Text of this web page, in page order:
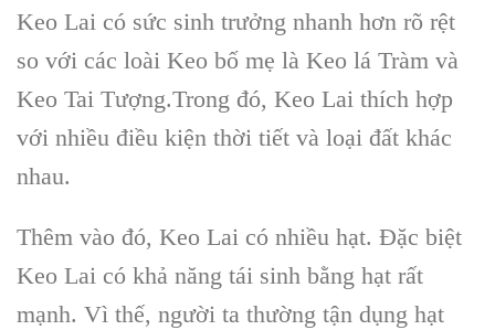
Keo Lai có sức sinh trưởng nhanh hơn rõ rệt
so với các loài Keo bố mẹ là Keo lá Tràm và
Keo Tai Tượng.Trong đó, Keo Lai thích hợp
với nhiều điều kiện thời tiết và loại đất khác
nhau.
Thêm vào đó, Keo Lai có nhiều hạt. Đặc biệt
Keo Lai có khả năng tái sinh bằng hạt rất
mạnh. Vì thế, người ta thường tận dụng hạt